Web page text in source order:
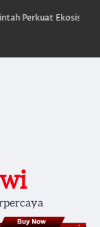
Ekosistem